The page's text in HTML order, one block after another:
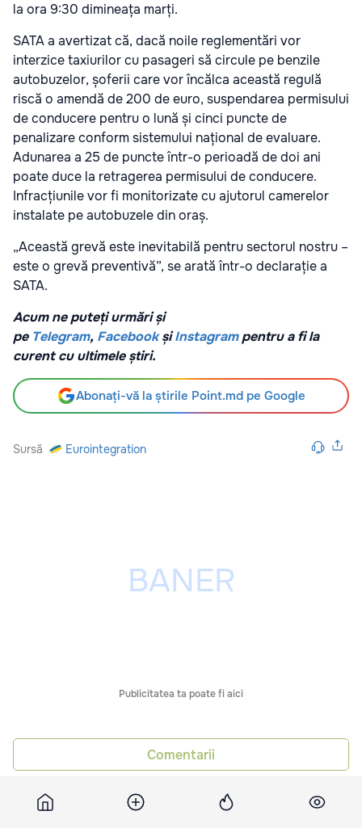
la ora 9:30 dimineața marți.
SATA a avertizat că, dacă noile reglementări vor
interzice taxiurilor cu pasageri să circule pe benzile
autobuzelor, șoferii care vor încălca această regulă
riscă o amendă de 200 de euro, suspendarea permisului
de conducere pentru o lună și cinci puncte de
penalizare conform sistemului național de evaluare.
Adunarea a 25 de puncte într-o perioadă de doi ani
poate duce la retragerea permisului de conducere.
Infracțiunile vor fi monitorizate cu ajutorul camerelor
instalate pe autobuzele din oraș.
„Această grevă este inevitabilă pentru sectorul nostru –
este o grevă preventivă”, se arată într-o declarație a
SATA.
Acum ne puteți urmări și
pe Telegram, Facebook șiInstagrampentru a fi la
curent cu ultimele știri.
Abonați-vă la știrile Point.md pe Google
Sursă Eurointegration
Publicitatea ta poate fi aici
Comentarii
Știri asemănătoare